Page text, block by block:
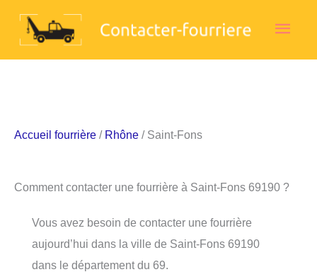
Accueil fourrière / Rhône / Saint-Fons
Comment contacter une fourrière à Saint-Fons 69190 ?
Vous avez besoin de contacter une fourrière
aujourd’hui dans la ville de Saint-Fons 69190
dans le département du 69.